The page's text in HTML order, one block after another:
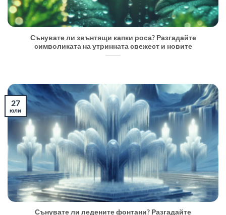
Сънувате ли звънтящи капки роса? Разгадайте
символиката на утринната свежест и новите
Сънувате ли ледените фонтани? Разгадайте
27
юли